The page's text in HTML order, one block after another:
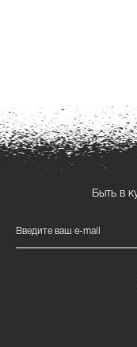
Быть в
Введите ваш e-mail